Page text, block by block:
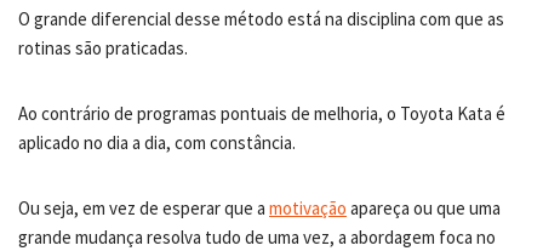
O grande diferencial desse método está na disciplina com que as
rotinas são praticadas.
Ao contrário de programas pontuais de melhoria, o Toyota Kata é
aplicado no dia a dia, com constância.
Ou seja, em vez de esperar que a motivação apareça ou que uma
grande mudança resolva tudo de uma vez, a abordagem foca no